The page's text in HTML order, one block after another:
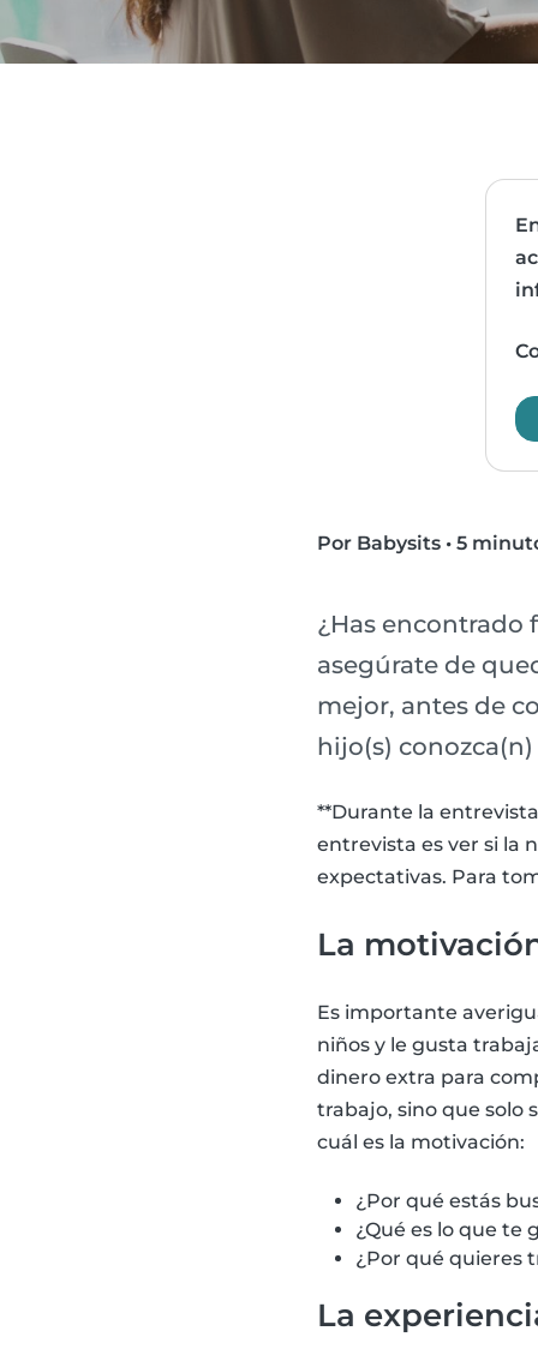
Por Babysits • 5
¿Has encontrado
asegúrate de
mejor, antes de
hijo(s)
**Durante la
entrevista es ver si la
expectativas. Para
La
Es importante
niños y le gusta
dinero extra para
trabajo, sino que solo
cuál es la motivación:
¿Por qué estás
¿Qué es lo que te
¿Por qué quieres
La